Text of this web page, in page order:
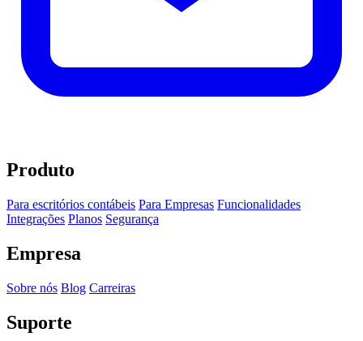
Produto
Para escritórios contábeis Para Empresas Funcionalidades
Integrações Planos Segurança
Empresa
Sobre nós Blog Carreiras
Suporte